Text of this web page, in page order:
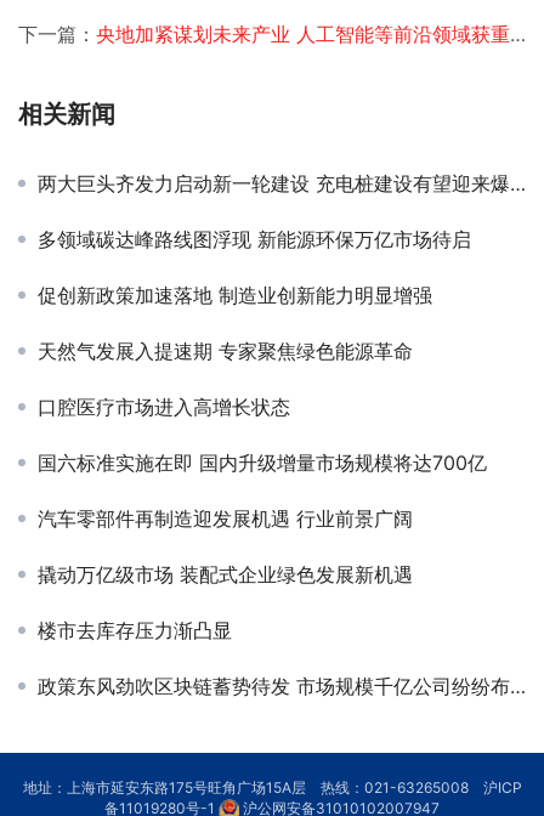
下一篇： 央地加紧谋划未来产业 人工智能等前沿领域获重点布局
相关新闻
两大巨头齐发力启动新一轮建设 充电桩建设有望迎来爆发式增长
多领域碳达峰路线图浮现 新能源环保万亿市场待启
促创新政策加速落地 制造业创新能力明显增强
天然气发展入提速期 专家聚焦绿色能源革命
口腔医疗市场进入高增长状态
国六标准实施在即 国内升级增量市场规模将达700亿
汽车零部件再制造迎发展机遇 行业前景广阔
撬动万亿级市场 装配式企业绿色发展新机遇
楼市去库存压力渐凸显
政策东风劲吹区块链蓄势待发 市场规模千亿公司纷纷布局
地址：上海市延安东路175号旺角广场15A层 热线：021-63265008 沪ICP
备11019280号-1
沪公网安备31010102007947